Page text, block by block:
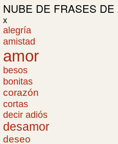
NUBE DE FRASES DE
x
alegría
amistad
amor
besos
bonitas
corazón
cortas
decir adiós
desamor
deseo